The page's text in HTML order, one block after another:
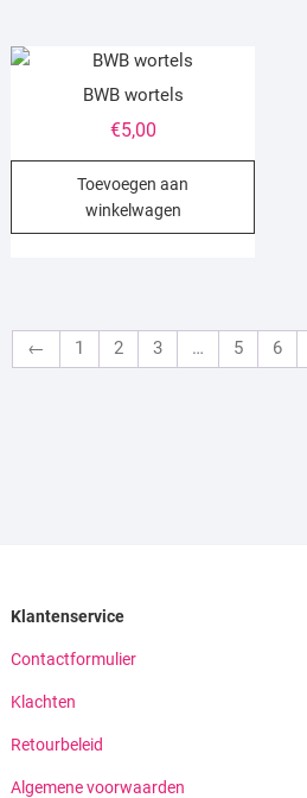
BWB wortels
€5,00
Toevoegen aan
winkelwagen
← 1 2 3 … 5 6
Klantenservice
Contactformulier
Klachten
Retourbeleid
Algemene voorwaarden